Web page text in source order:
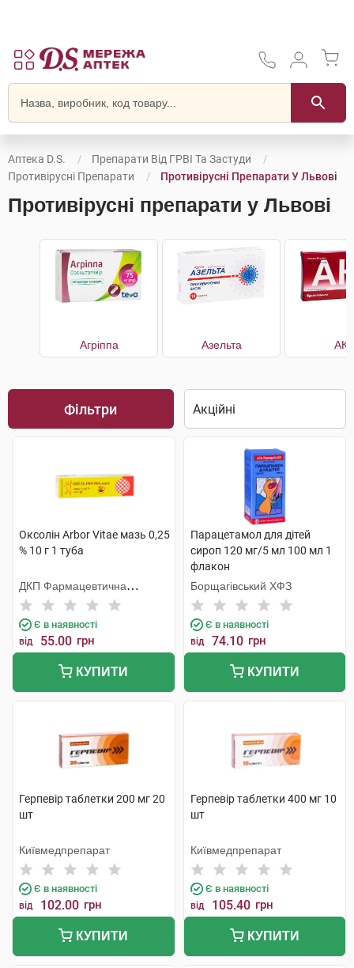
Аптека D.S.
Препарати Від ГРВІ Та Застуди
Противірусні Препарати
Противірусні Препарати У Львові
Противірусні препарати у Львові
Агріппа Азельта АКК
Фільтри
Оксолін Arbor Vitae мазь 0,25
% 10 г 1 туба
ДКП Фармацевтична
фабрика
Є в наявності
від 55.00 грн
КУПИТИ
Парацетамол для дітей
сироп 120 мг/5 мл 100 мл 1
флакон
Борщагівський ХФЗ
Є в наявності
від 74.10 грн
КУПИТИ
Герпевір таблетки 200 мг 20
шт
Київмедпрепарат
Є в наявності
від 102.00 грн
КУПИТИ
Герпевір таблетки 400 мг 10
шт
Київмедпрепарат
Є в наявності
від 105.40 грн
КУПИТИ